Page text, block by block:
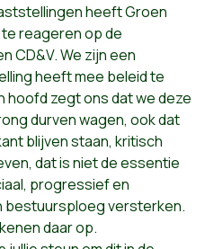
heeft Groen
reageren op de
CD&V. We zijn een
heeft mee beleid te
hoofd zegt ons dat we deze
durven wagen, ook dat
blijven staan, kritisch
dat is niet de essentie
progressief en
bestuursploeg versterken.
daar op.